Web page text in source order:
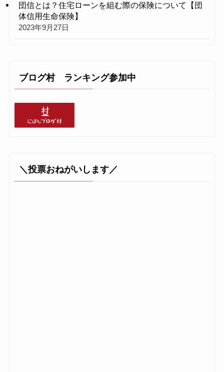
団信とは？住宅ローンを組む際の保険について【団
体信用生命保険】
2023年9月27日
ブログ村 ランキング参加中
＼投票おねがいします／